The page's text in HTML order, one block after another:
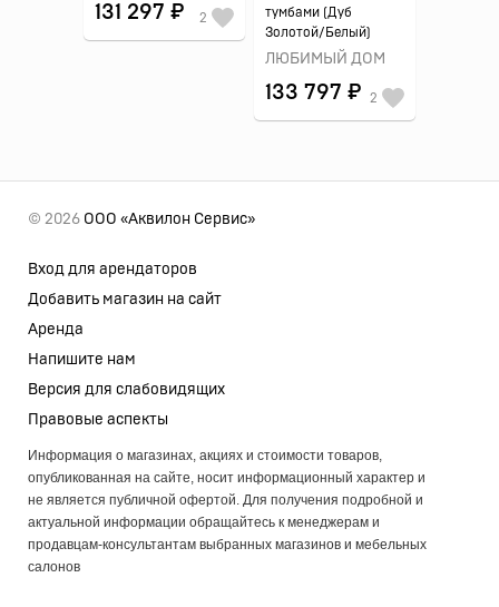
131 297 ₽ 2
тумбами (Дуб
Золотой/Белый)
ЛЮБИМЫЙ ДОМ
133 797 ₽ 2
© 2026 ООО «Аквилон Сервис»
Вход для арендаторов
Добавить магазин на сайт
Аренда
Напишите нам
Версия для слабовидящих
Правовые аспекты
Информация о магазинах, акциях и стоимости товаров,
опубликованная на сайте, носит информационный характер и
не является публичной офертой. Для получения подробной и
актуальной информации обращайтесь к менеджерам и
продавцам-консультантам выбранных магазинов и мебельных
салонов